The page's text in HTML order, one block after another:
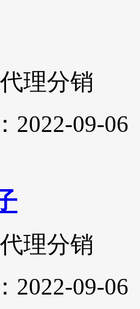
理分销
2022-09-06
理分销
2022-09-06